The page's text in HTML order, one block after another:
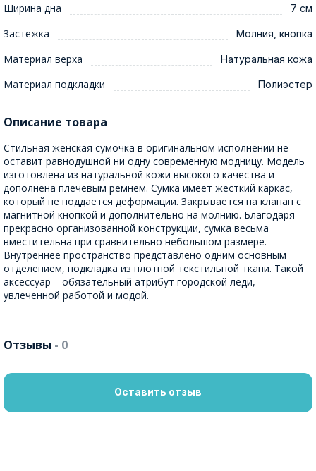
Ширина дна 7 см
Застежка Молния, кнопка
Материал верха Натуральная кожа
Материал подкладки Полиэстер
Описание товара
Стильная женская сумочка в оригинальном исполнении не
оставит равнодушной ни одну современную модницу. Модель
изготовлена из натуральной кожи высокого качества и
дополнена плечевым ремнем. Сумка имеет жесткий каркас,
который не поддается деформации. Закрывается на клапан с
магнитной кнопкой и дополнительно на молнию. Благодаря
прекрасно организованной конструкции, сумка весьма
вместительна при сравнительно небольшом размере.
Внутреннее пространство представлено одним основным
отделением, подкладка из плотной текстильной ткани. Такой
аксессуар – обязательный атрибут городской леди,
увлеченной работой и модой.
Отзывы - 0
Оставить отзыв